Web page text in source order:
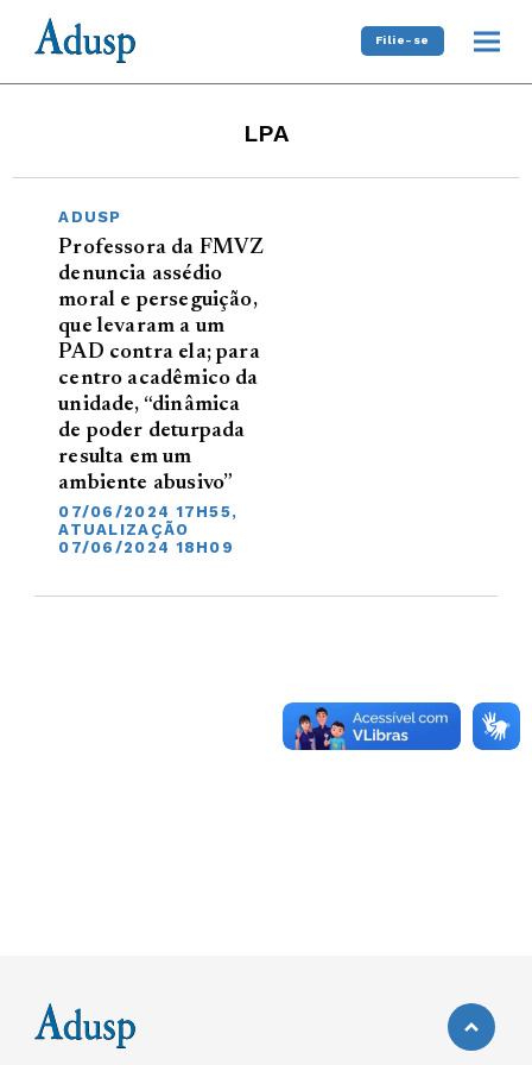
Filie-se
LPA
ADUSP
Professora da FMVZ
denuncia assédio
moral e perseguição,
que levaram a um
PAD contra ela; para
centro acadêmico da
unidade, “dinâmica
de poder deturpada
resulta em um
ambiente abusivo”
07/06/2024 17H55,
ATUALIZAÇÃO
07/06/2024 18H09